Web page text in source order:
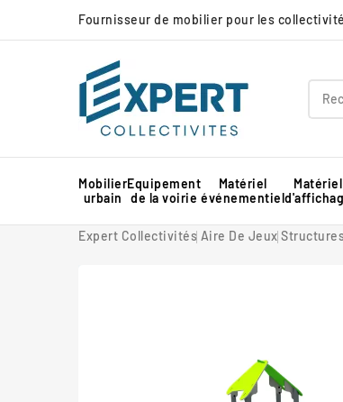
Fournisseur de mobilier pour les
Mobilier
urbain
Equipement
de la voirie
Matériel
événementiel
Matériel
Expert Collectivités Aire De Jeux